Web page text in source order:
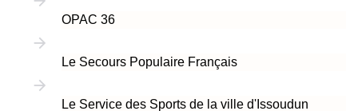
OPAC 36
Le Secours Populaire Français
Le Service des Sports de la ville d'Issoudun